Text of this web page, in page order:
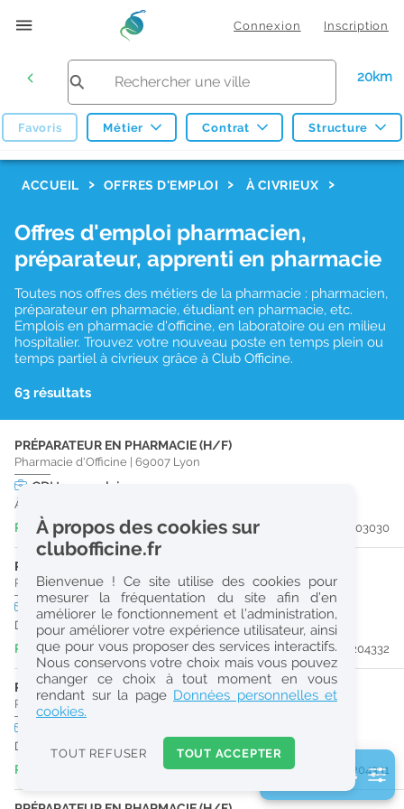
Connexion Inscription
20km
Favoris Métier Contrat Structure
Réinitialiser
2
0
k
Consulter les offres de la France d'outre-mer
ACCUEIL OFFRES D'EMPLOI À CIVRIEUX
Offres d'emploi pharmacien,
préparateur, apprenti en pharmacie
Toutes nos offres des métiers de la pharmacie : pharmacien,
préparateur en pharmacie, étudiant en pharmacie, etc.
Emplois en pharmacie d'officine, en laboratoire ou en milieu
hospitalier. Trouvez votre nouveau poste en temps plein ou
temps partiel à civrieux grâce à Club Officine.
63 résultats
PRÉPARATEUR EN PHARMACIE (H/F)
Pharmacie d'Officine 69007 Lyon
CDI temps plein
À partir du 02/09/26
Publiée il y a 3 jour(s)
#203030
PRÉPARATEUR EN PHARMACIE (H/F)
Pharmacie d'Officine|69003 Lyon
temps plein
Dès que possible
Publiée il y a 3 jour(s)
#204332
PRÉPARATEUR EN PHARMACIE (H/F)
Pharmacie d'Officine 69500 Bron
Dès que possible
Publiée il y a 3 jour(s)
#204331
2 filtre(s) actifs
À propos des cookies sur
clubofficine.fr
Bienvenue ! Ce site utilise des cookies pour
mesurer la fréquentation du site afin d’en
améliorer le fonctionnement et l’administration,
pour améliorer votre expérience utilisateur, ainsi
que pour vous proposer des services interactifs.
Nous conservons votre choix mais vous pouvez
changer ce choix à tout moment en vous
rendant sur la page Données personnelles et
cookies.
TOUT REFUSER TOUT ACCEPTER